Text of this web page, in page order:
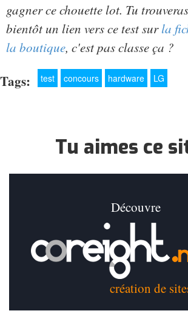
gagner ce chouette lot. Tu
bientôt un lien vers ce test surla
la boutique, c'est pas classe ça ?
Tags: test concours hardware LG
Tu aimes ce
Découvre
création de